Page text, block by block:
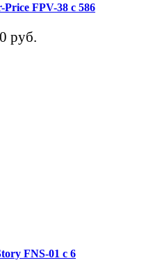
FPV-38 c 586
руб.
FNS-01 с 6